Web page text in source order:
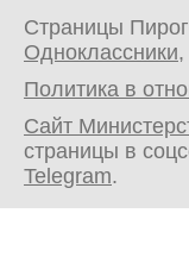
Страницы
Одноклассники,
Политика в
Сайт
страницы в
Telegram.